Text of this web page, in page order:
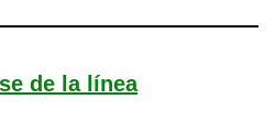
de la línea